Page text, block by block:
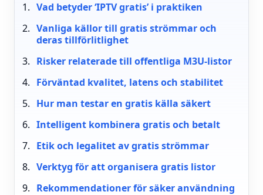
Vad betyder ‘IPTV gratis’ i praktiken
Vanliga källor till gratis strömmar och
deras tillförlitlighet
Risker relaterade till offentliga M3U-listor
Förväntad kvalitet, latens och stabilitet
Hur man testar en gratis källa säkert
Intelligent kombinera gratis och betalt
Etik och legalitet av gratis strömmar
Verktyg för att organisera gratis listor
Rekommendationer för säker användning